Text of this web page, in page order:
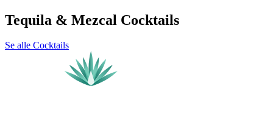
Tequila & Mezcal Cocktails
Se alle Cocktails